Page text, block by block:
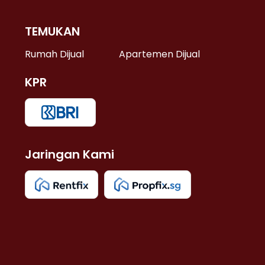
TEMUKAN
Rumah Dijual Apartemen Dijual
KPR
Jaringan Kami